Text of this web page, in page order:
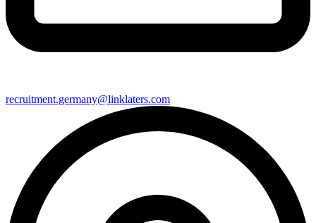
recruitment.germany@linklaters.com